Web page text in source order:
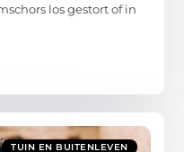
los gestort of in
TUIN EN BUITENLEVEN